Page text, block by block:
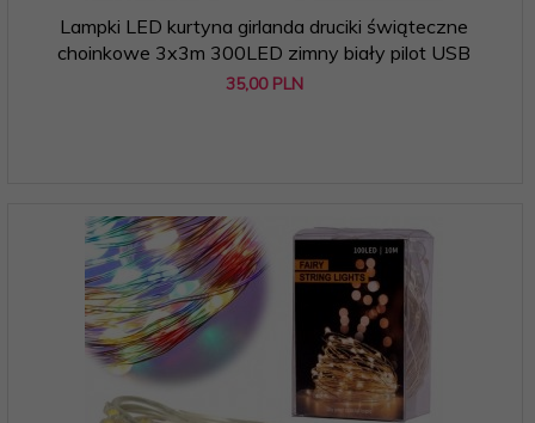
Lampki LED kurtyna girlanda druciki świąteczne
choinkowe 3x3m 300LED zimny biały pilot USB
35,00 PLN